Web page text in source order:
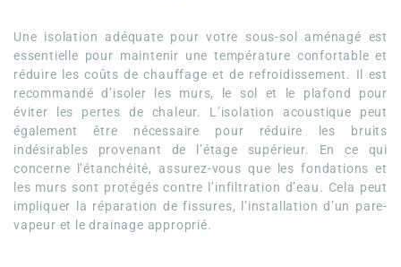
Une isolation adéquate pour votre sous-sol aménagé est
essentielle pour maintenir une température confortable et
réduire les coûts de chauffage et de refroidissement. Il est
recommandé d’isoler les murs, le sol et le plafond pour
éviter les pertes de chaleur. L’isolation acoustique peut
également être nécessaire pour réduire les bruits
indésirables provenant de l’étage supérieur. En ce qui
concerne l’étanchéité, assurez-vous que les fondations et
les murs sont protégés contre l’infiltration d’eau. Cela peut
impliquer la réparation de fissures, l’installation d’un pare-
vapeur et le drainage approprié.